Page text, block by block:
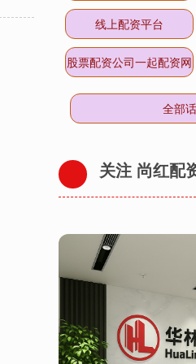
线上配资平台
股票配资公司一起配资网
全部
关注 尚红配